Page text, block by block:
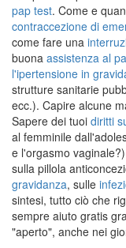
pap test. Come e
contraccezione di
come fare una
buona assistenza al
l'ipertensione in
strutture sanitarie
ecc.). Capire alcune
Sapere dei tuoi diritti
al femminile
e l'orgasmo
sulla pillola
gravidanza, sulle
sintesi, tutto ciò che
sempre aiuto gratis
"aperto", anche nei